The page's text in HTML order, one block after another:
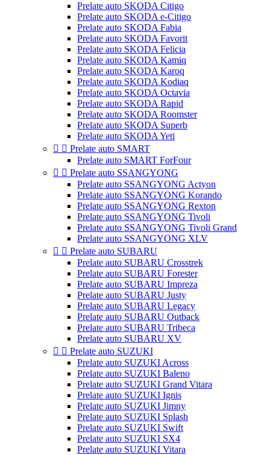
Prelate auto SKODA Citigo
Prelate auto SKODA e-Citigo
Prelate auto SKODA Fabia
Prelate auto SKODA Favorit
Prelate auto SKODA Felicia
Prelate auto SKODA Kamiq
Prelate auto SKODA Karoq
Prelate auto SKODA Kodiaq
Prelate auto SKODA Octavia
Prelate auto SKODA Rapid
Prelate auto SKODA Roomster
Prelate auto SKODA Superb
Prelate auto SKODA Yeti
  Prelate auto SMART
Prelate auto SMART ForFour
  Prelate auto SSANGYONG
Prelate auto SSANGYONG Actyon
Prelate auto SSANGYONG Korando
Prelate auto SSANGYONG Rexton
Prelate auto SSANGYONG Tivoli
Prelate auto SSANGYONG Tivoli Grand
Prelate auto SSANGYONG XLV
  Prelate auto SUBARU
Prelate auto SUBARU Crosstrek
Prelate auto SUBARU Forester
Prelate auto SUBARU Impreza
Prelate auto SUBARU Justy
Prelate auto SUBARU Legacy
Prelate auto SUBARU Outback
Prelate auto SUBARU Tribeca
Prelate auto SUBARU XV
  Prelate auto SUZUKI
Prelate auto SUZUKI Across
Prelate auto SUZUKI Baleno
Prelate auto SUZUKI Grand Vitara
Prelate auto SUZUKI Ignis
Prelate auto SUZUKI Jimny
Prelate auto SUZUKI Splash
Prelate auto SUZUKI Swift
Prelate auto SUZUKI SX4
Prelate auto SUZUKI Vitara